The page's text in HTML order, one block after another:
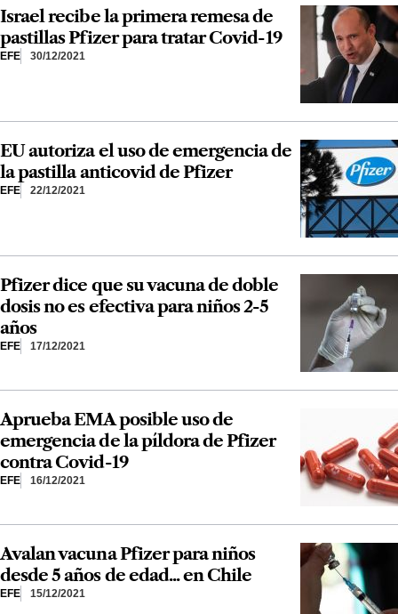
Israel recibe la primera remesa de
pastillas Pfizer para tratar Covid-19
EFE 30/12/2021
EU autoriza el uso de emergencia de
la pastilla anticovid de Pfizer
EFE 22/12/2021
Pfizer dice que su vacuna de doble
dosis no es efectiva para niños 2-5
años
EFE 17/12/2021
Aprueba EMA posible uso de
emergencia de la píldora de Pfizer
contra Covid-19
EFE 16/12/2021
Avalan vacuna Pfizer para niños
desde 5 años de edad... en Chile
EFE 15/12/2021